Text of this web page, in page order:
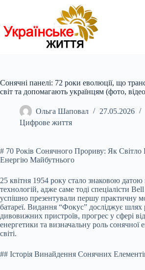
Сонячні панелі: 72 роки еволюції, що
світ та допомагають українцям (фото,
Ольга Шаповал
27.05.2026
Цифрове життя
# 70 Років Сонячного Прориву: Як Світло
Енергію Майбутнього
25 квітня 1954 року стало знаковою датою
технологій, адже саме тоді спеціалісти
успішно презентували першу практичну
батареї. Видання “Фокус” досліджує шлях
дивовижних пристроїв, прогрес у сфері
енергетики та визначальну роль сонячної
світі.
## Історія Винайдення Сонячних